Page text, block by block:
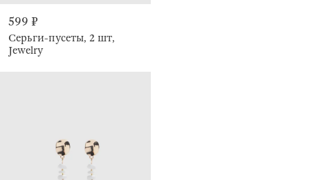
599 ₽
Серьги-пусеты, 2 шт,
Jewelry